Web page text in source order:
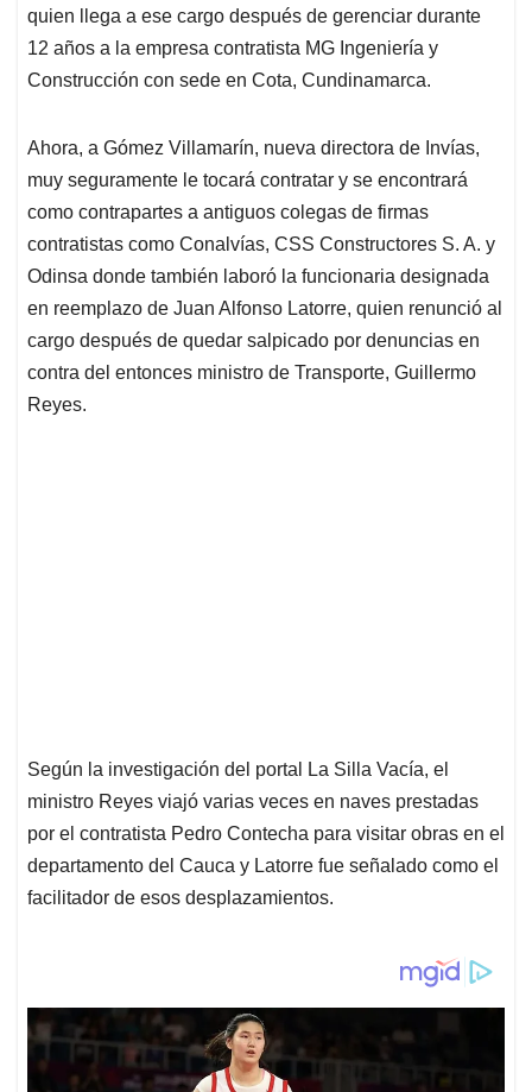
p
p
o
k
I
n
s
quien llega a ese cargo después de gerenciar durante
12 años a la empresa contratista MG Ingeniería y
Construcción con sede en Cota, Cundinamarca.
Ahora, a Gómez Villamarín, nueva directora de Invías,
muy seguramente le tocará contratar y se encontrará
como contrapartes a antiguos colegas de firmas
contratistas como Conalvías, CSS Constructores S. A. y
Odinsa donde también laboró la funcionaria designada
en reemplazo de Juan Alfonso Latorre, quien renunció al
cargo después de quedar salpicado por denuncias en
contra del entonces ministro de Transporte, Guillermo
Reyes.
Según la investigación del portal La Silla Vacía, el
ministro Reyes viajó varias veces en naves prestadas
por el contratista Pedro Contecha para visitar obras en el
departamento del Cauca y Latorre fue señalado como el
facilitador de esos desplazamientos.